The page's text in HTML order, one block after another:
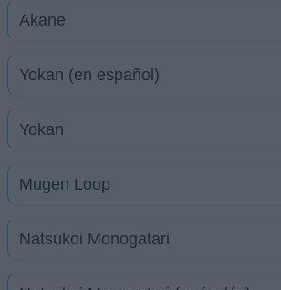
Akane
Yokan (en español)
Yokan
Mugen Loop
Natsukoi Monogatari